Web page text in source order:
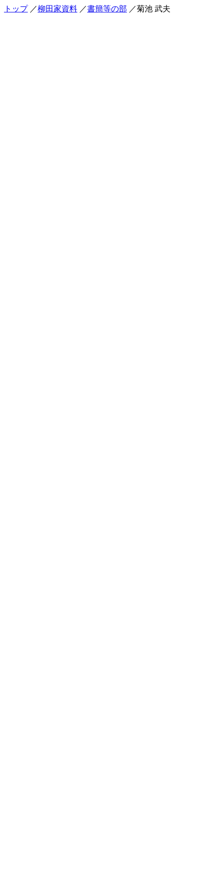
トップ ／柳田家資料 ／書簡等の部 ／菊池 武夫